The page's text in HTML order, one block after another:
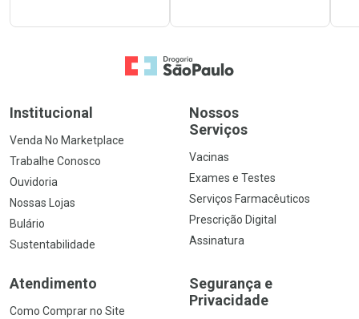
Ir para a Home
Institucional
Venda No Marketplace
Trabalhe Conosco
Ouvidoria
Nossas Lojas
Bulário
Sustentabilidade
Nossos
Serviços
Vacinas
Exames e Testes
Serviços Farmacêuticos
Prescrição Digital
Assinatura
Atendimento
Como Comprar no Site
Segurança e
Privacidade